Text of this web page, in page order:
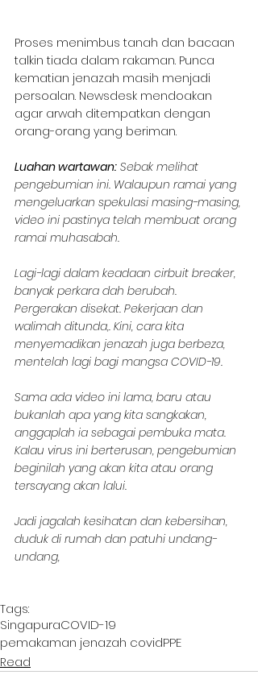
Proses menimbus tanah dan bacaan
talkin tiada dalam rakaman. Punca
kematian jenazah masih menjadi
persoalan. Newsdesk mendoakan
agar arwah ditempatkan dengan
orang-orang yang beriman.
Luahan wartawan: Sebak melihat
pengebumian ini. Walaupun ramai yang
mengeluarkan spekulasi masing-masing,
video ini pastinya telah membuat orang
ramai muhasabah.
Lagi-lagi dalam keadaan cirbuit breaker,
banyak perkara dah berubah.
Pergerakan disekat. Pekerjaan dan
walimah ditunda,. Kini, cara kita
menyemadikan jenazah juga berbeza,
mentelah lagi bagi mangsa COVID-19.
Sama ada video ini lama, baru atau
bukanlah apa yang kita sangkakan,
anggaplah ia sebagai pembuka mata.
Kalau virus ini berterusan, pengebumian
beginilah yang akan kita atau orang
tersayang akan lalui.
Jadi jagalah kesihatan dan kebersihan,
duduk di rumah dan patuhi undang-
undang,
Tags:
SingapuraCOVID-19
pemakaman jenazah covidPPE
Read